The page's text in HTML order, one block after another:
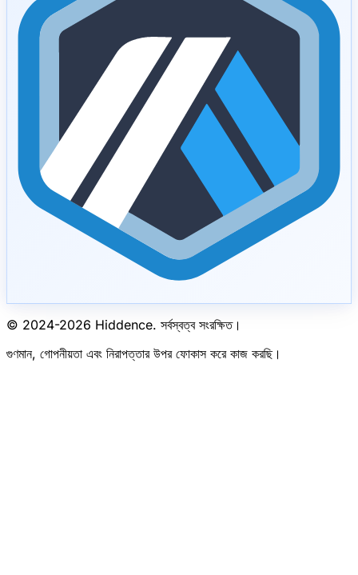
© 2024-2026 Hiddence. সর্বস্বত্ব সংরক্ষিত।
গুণমান, গোপনীয়তা এবং নিরাপত্তার উপর ফোকাস করে কাজ করছি।